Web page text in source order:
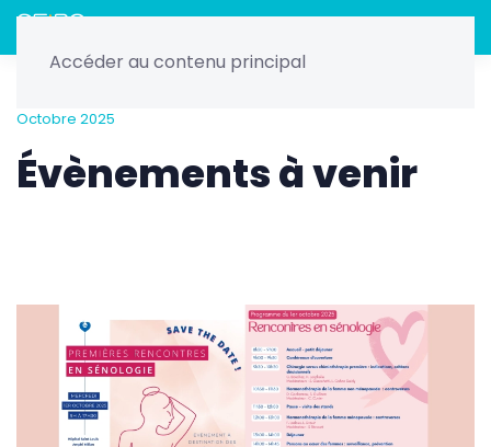
Accéder au contenu principal
Octobre 2025
Évènements à venir